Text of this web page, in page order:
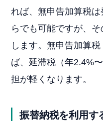
れば、無申告加算税
らでも可能ですが、
します。無申告加算
ば、延滞税（年2.4%
担が軽くなります。
振替納税を利用す